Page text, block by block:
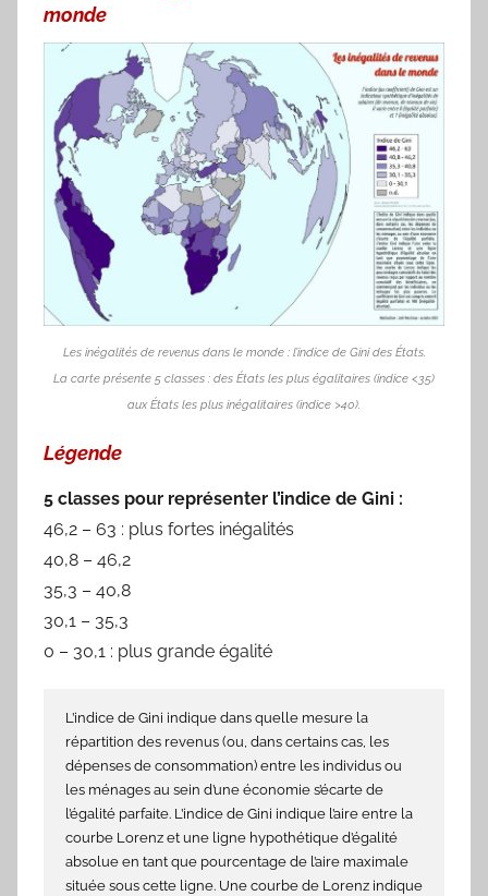
monde
Les inégalités de revenus dans le monde : l’indice de Gini des États.
La carte présente 5 classes : des États les plus égalitaires (indice <35)
aux États les plus inégalitaires (indice >40).
Légende
5 classes pour représenter l’indice de Gini :
46,2 – 63 : plus fortes inégalités
40,8 – 46,2
35,3 – 40,8
30,1 – 35,3
0 – 30,1 : plus grande égalité
L’indice de Gini indique dans quelle mesure la
répartition des revenus (ou, dans certains cas, les
dépenses de consommation) entre les individus ou
les ménages au sein d’une économie s’écarte de
l’égalité parfaite. L’indice de Gini indique l’aire entre la
courbe Lorenz et une ligne hypothétique d’égalité
absolue en tant que pourcentage de l’aire maximale
située sous cette ligne. Une courbe de Lorenz indique